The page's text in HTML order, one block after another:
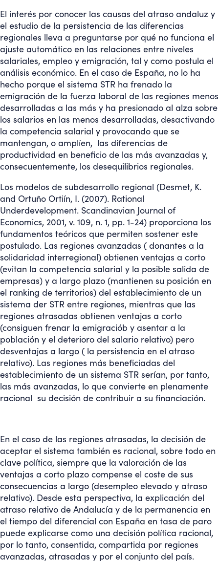
El interés por conocer las causas del atraso andaluz y
el estudio de la persistencia de las diferencias
regionales lleva a preguntarse por qué no funciona el
ajuste automático en las relaciones entre niveles
salariales, empleo y emigración, tal y como postula el
análisis económico. En el caso de España, no lo ha
hecho porque el sistema STR ha frenado la
emigración de la fuerza laboral de las regiones menos
desarrolladas a las más y ha presionado al alza sobre
los salarios en las menos desarrolladas, desactivando
la competencia salarial y provocando que se
mantengan, o amplíen, las diferencias de
productividad en beneficio de las más avanzadas y,
consecuentemente, los desequilibrios regionales.
Los modelos de subdesarrollo regional (Desmet, K.
and Ortuño Ortiín, I. (2007). Rational
Underdevelopment. Scandinavian Journal of
Economics, 2001, v. 109, n. 1, pp. 1-24) proporciona los
fundamentos teóricos que permiten sostener este
postulado. Las regiones avanzadas ( donantes a la
solidaridad interregional) obtienen ventajas a corto
(evitan la competencia salarial y la posible salida de
empresas) y a largo plazo (mantienen su posición en
el ranking de territorios) del establecimiento de un
sistema der STR entre regiones, mientras que las
regiones atrasadas obtienen ventajas a corto
(consiguen frenar la emigraciób y asentar a la
población y el deterioro del salario relativo) pero
desventajas a largo ( la persistencia en el atraso
relativo). Las regiones más beneficiadas del
establecimiento de un sistema STR serían, por tanto,
las más avanzadas, lo que convierte en plenamente
racional su decisión de contribuir a su financiación.
En el caso de las regiones atrasadas, la decisión de
aceptar el sistema también es racional, sobre todo en
clave política, siempre que la valoración de las
ventajas a corto plazo compense el coste de sus
consecuencias a largo (desempleo elevado y atraso
relativo). Desde esta perspectiva, la explicación del
atraso relativo de Andalucía y de la permanencia en
el tiempo del diferencial con España en tasa de paro
puede explicarse como una decisión política racional,
por lo tanto, consentida, compartida por regiones
avanzadas, atrasadas y por el conjunto del país.